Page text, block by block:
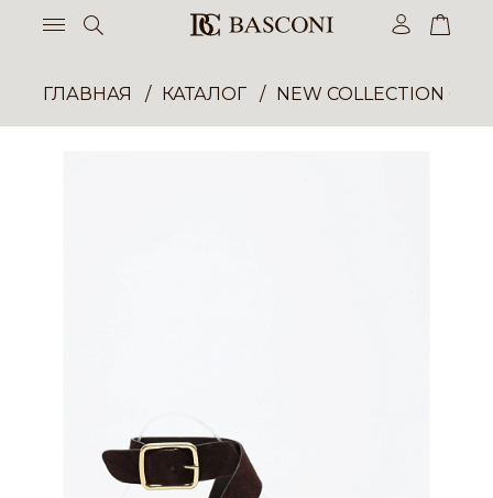
ГЛАВНАЯ КАТАЛОГ NEW COLLECTION